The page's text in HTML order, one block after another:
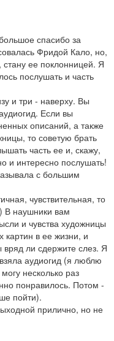
спасибо за
Фридой Кало, но,
стану ее поклонницей. Я
послушать и часть
и три - наверху. Вы
Если вы
описаний, а также
то советую брать
часть ее и, скажу,
и интересно послушать!
с большим
чувствительная, то
В наушники вам
и чувства художницы
в ее жизни, и
вряд ли сдержите слез. Я
аудиогид (я люблю
несколько раз
понравилось. Потом -
пойти).
прилично, но не